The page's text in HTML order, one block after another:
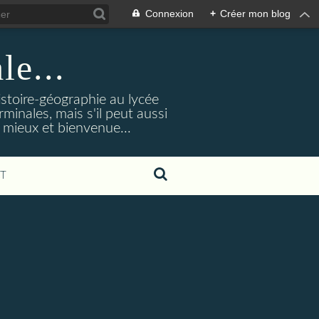
Connexion + Créer mon blog
géographie au lycée
mais s'il peut aussi
et bienvenue...